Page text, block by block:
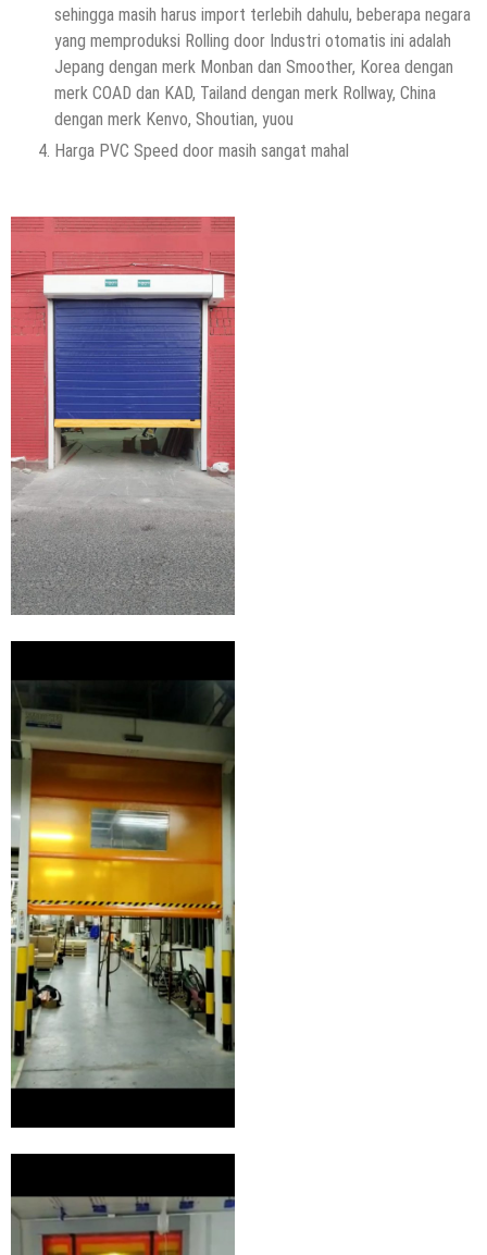
sehingga masih harus import terlebih dahulu, beberapa negara
yang memproduksi Rolling door Industri otomatis ini adalah
Jepang dengan merk Monban dan Smoother, Korea dengan
merk COAD dan KAD, Tailand dengan merk Rollway, China
dengan merk Kenvo, Shoutian, yuou
Harga PVC Speed door masih sangat mahal